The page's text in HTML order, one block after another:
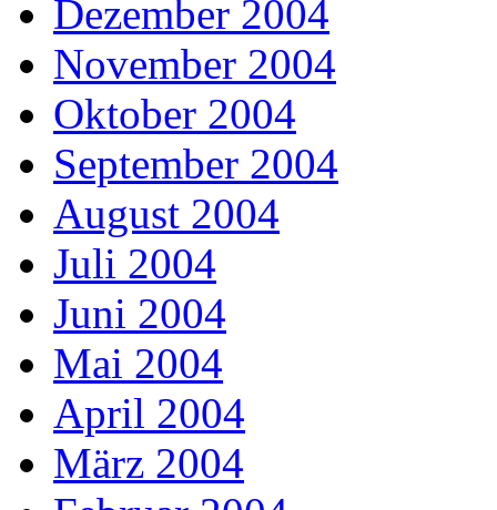
Dezember 2004
November 2004
Oktober 2004
September 2004
August 2004
Juli 2004
Juni 2004
Mai 2004
April 2004
März 2004